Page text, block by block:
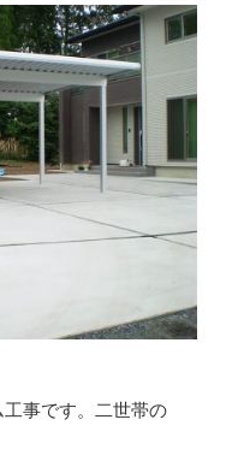
事です。二世帯の